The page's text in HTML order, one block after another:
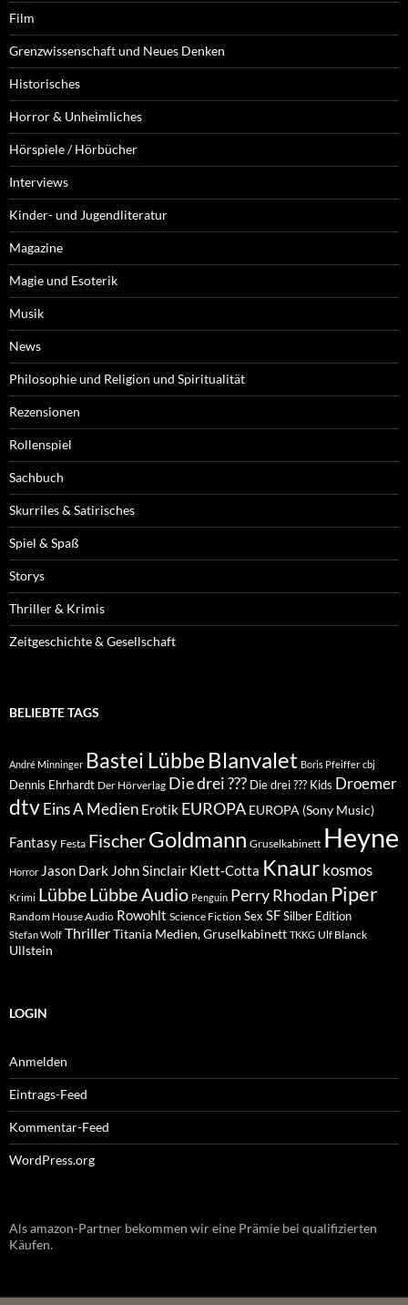
Film
Grenzwissenschaft und Neues Denken
Historisches
Horror & Unheimliches
Hörspiele / Hörbücher
Interviews
Kinder- und Jugendliteratur
Magazine
Magie und Esoterik
Musik
News
Philosophie und Religion und Spiritualität
Rezensionen
Rollenspiel
Sachbuch
Skurriles & Satirisches
Spiel & Spaß
Storys
Thriller & Krimis
Zeitgeschichte & Gesellschaft
BELIEBTE TAGS
André Minninger Bastei Lübbe Blanvalet Boris Pfeiffer cbj
Dennis Ehrhardt Der Hörverlag Die drei ??? Die drei ??? Kids Droemer
dtvEins A Medien Erotik EUROPA EUROPA (Sony Music)
Fantasy Festa FischerGoldmann Gruselkabinett Heyne
Horror Jason Dark John Sinclair Klett-Cotta Knaur kosmos
Krimi LübbeLübbe Audio Penguin Perry Rhodan Piper
Random House Audio Rowohlt Science Fiction Sex SFSilber Edition
Stefan Wolf ThrillerTitania Medien, Gruselkabinett TKKG Ulf Blanck
Ullstein
LOGIN
Anmelden
Eintrags-Feed
Kommentar-Feed
WordPress.org
Als amazon-Partner bekommen wir eine Prämie bei qualifizierten
Käufen.